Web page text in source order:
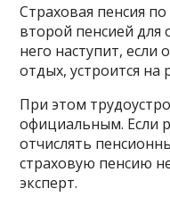
Страховая пенсия
второй пенсией для
него наступит, если
отдых, устроится на
При этом
официальным. Если
отчислять
страховую пенсию
эксперт.